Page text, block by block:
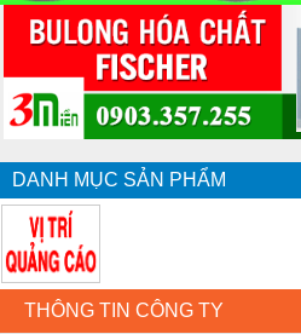
DANH MỤC SẢN PHẨM
THÔNG TIN CÔNG TY